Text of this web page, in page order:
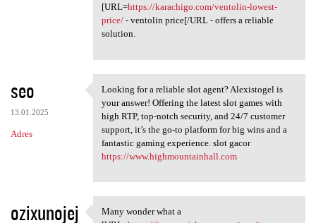
[URL=https://karachigo.com/ventolin-lowest-
price/- ventolin price[/URL - offers a reliable
solution.
seo
13.01.2025
Adres
Looking for a reliable slot
Looking for a reliable slot agent? Alexistogel is
your answer! Offering the latest slot games with
high RTP, top-notch security, and 24/7 customer
support, it’s the go-to platform for big wins and a
fantastic gaming experience. slot gacor
https://www.highmountainhall.com
ozixunojej
Many wonder what a